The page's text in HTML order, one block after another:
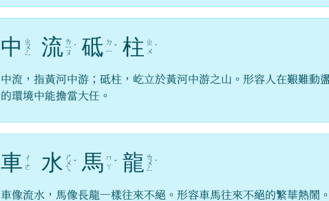
中 ㄓ
ㄨ
ㄥ 流 ㄌ
ㄧ
ㄡ
ˊ 砥 ㄉ
ㄧ ˇ 柱 ㄓ
ㄨ ˋ
中流，指黃河中游；砥柱，屹立於黃河中游之山。形容人在艱難動
的環境中能擔當大任。
車 ㄔ
ㄜ
水 ㄕ
ㄨ
ㄟ
ˇ 馬 ㄇ
ㄚ ˇ 龍 ㄌ
ㄨ
ㄥ
ˊ
車像流水，馬像長龍一樣往來不絕。形容車馬往來不絕的繁華熱鬧